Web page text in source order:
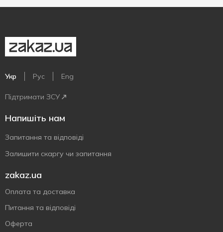
Укр Рус Eng
Підтримати ЗСУ
Напишіть нам
Запитання та відповіді
Залишити скаргу чи запитання
zakaz.ua
Оплата та доставка
Питання та відповіді
Оферта